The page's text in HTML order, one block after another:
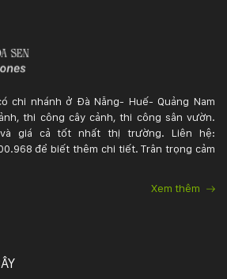
chi nhánh ở Đà Nẵng- Huế- Quảng Nam
thi công cây cảnh, thi công sân vườn.
giá cả tốt nhất thị trường. Liên hệ:
để biết thêm chi tiết. Trân trọng cảm
Xem thêm